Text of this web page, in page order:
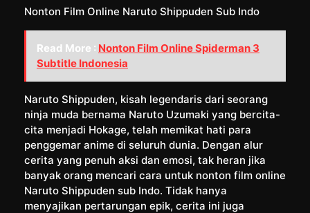
Nonton Film Online Naruto Shippuden Sub Indo
Read More : Nonton Film Online Spiderman 3
Subtitle Indonesia
Naruto Shippuden, kisah legendaris dari seorang
ninja muda bernama Naruto Uzumaki yang bercita-
cita menjadi Hokage, telah memikat hati para
penggemar anime di seluruh dunia. Dengan alur
cerita yang penuh aksi dan emosi, tak heran jika
banyak orang mencari cara untuk nonton film online
Naruto Shippuden sub Indo. Tidak hanya
menyajikan pertarungan epik, cerita ini juga